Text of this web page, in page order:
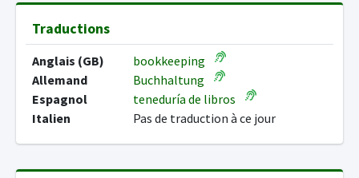
Traductions
Anglais (GB)
bookkeeping
Allemand
Buchhaltung
Espagnol
teneduría de libros
Italien
Pas de traduction à ce jour